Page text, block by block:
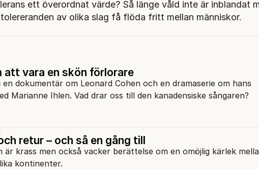
ett överordnat värde? Så länge våld inte är inblandat
av olika slag få flöda fritt mellan människor.
att vara en skön förlorare
en dokumentär om Leonard Cohen och en dramaserie om hans
Marianne Ihlen. Vad drar oss till den kanadensiske sångaren?
retur – och så en gång till
är krass men också vacker berättelse om en omöjlig kärlek
kontinenter.